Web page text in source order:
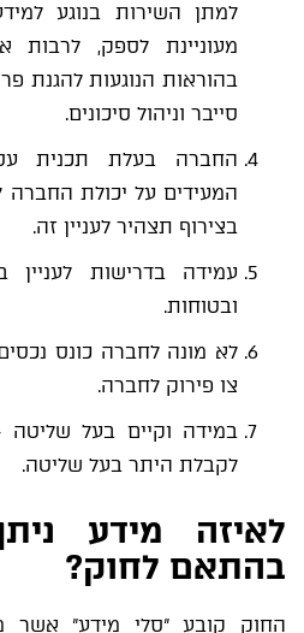
למתן השירות בנוגע
מעוניינת לספק,
בהוראות הנוגעות להגנת
סייבר וניהול סיכונים.
החברה בעלת תכנית
המעידים על יכולת החברה
בצירוף תצהיר לעניין זה.
עמידה בדרישות לעניין
ובטוחות.
לא מונה לחברה כונס
צו פירוק לחברה.
במידה וקיים בעל
לקבלת היתר בעל שליטה.
לאיזה מידע
בהתאם לחוק?
החוק קובע "סלי מידע" אשר